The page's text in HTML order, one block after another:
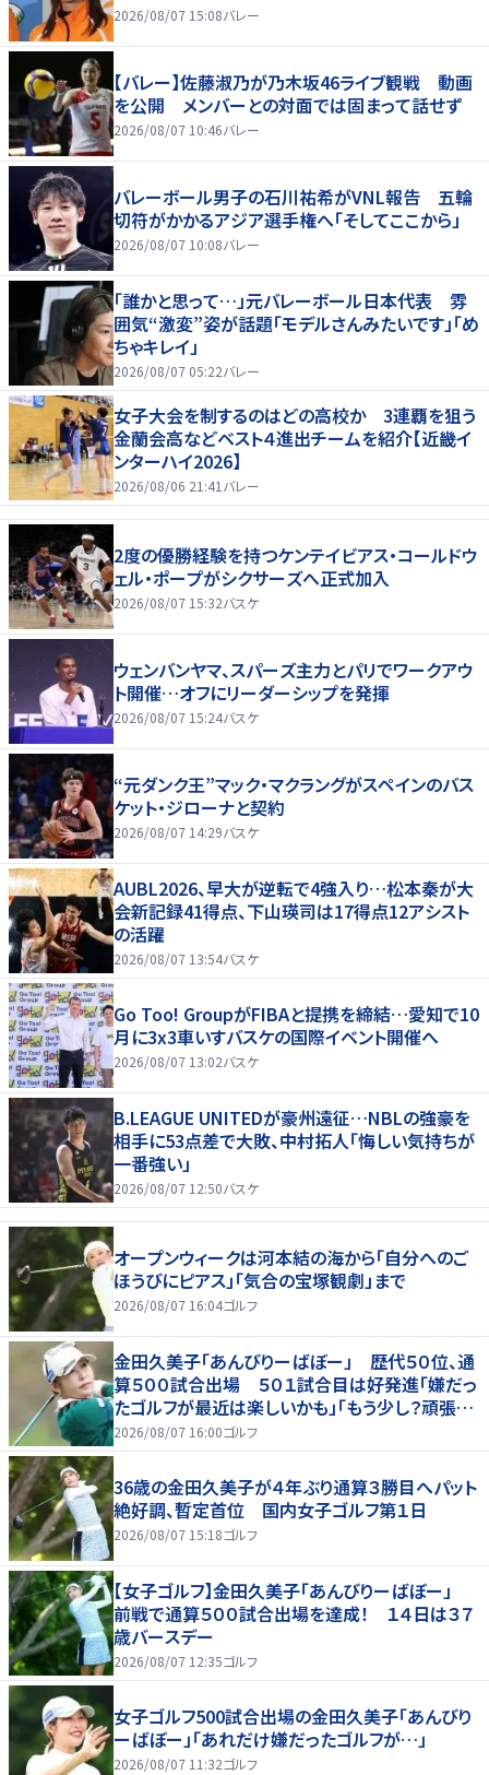
2026/08/07 15:08バレー
【バレー】佐藤淑乃が乃木坂46ライブ観戦 動画
を公開 メンバーとの対面では固まって話せず
2026/08/07 10:46バレー
バレーボール男子の石川祐希がVNL報告 五輪
切符がかかるアジア選手権へ「そしてここから」
2026/08/07 10:08バレー
「誰かと思って…」元バレーボール日本代表 雰
囲気“激変”姿が話題「モデルさんみたいです」「め
ちゃキレイ」
2026/08/07 05:22バレー
女子大会を制するのはどの高校か 3連覇を狙う
金蘭会高などベスト４進出チームを紹介【近畿イ
ンターハイ2026】
2026/08/06 21:41 バレー
2度の優勝経験を持つケンテイビアス・コールドウ
ェル・ポープがシクサーズへ正式加入
2026/08/07 15:32バスケ
ウェンバンヤマ、スパーズ主力とパリでワークアウ
ト開催…オフにリーダーシップを発揮
2026/08/07 15:24バスケ
“元ダンク王”マック・マクラングがスペインのバス
ケット・ジローナと契約
2026/08/07 14:29バスケ
AUBL2026、早大が逆転で4強入り…松本秦が大
会新記録41得点、下山瑛司は17得点12アシスト
の活躍
2026/08/07 13:54バスケ
Go Too! GroupがFIBAと提携を締結…愛知で10
月に3x3車いすバスケの国際イベント開催へ
2026/08/07 13:02バスケ
B.LEAGUE UNITEDが豪州遠征…NBLの強豪を
相手に53点差で大敗、中村拓人「悔しい気持ちが
一番強い」
2026/08/07 12:50バスケ
オープンウィークは河本結の海から「自分へのご
ほうびにピアス」「気合の宝塚観劇」まで
2026/08/07 16:04ゴルフ
金田久美子「あんびりーばぼー」 歴代５０位、通
算５００試合出場 ５０１試合目は好発進「嫌だっ
たゴルフが最近は楽しいかも」「もう少し？頑張り
たいな」
2026/08/07 16:00ゴルフ
36歳の金田久美子が４年ぶり通算３勝目へパット
絶好調、暫定首位 国内女子ゴルフ第１日
2026/08/07 15:18ゴルフ
【女子ゴルフ】金田久美子「あんびりーばぼー」
前戦で通算５００試合出場を達成！ １４日は３７
歳バースデー
2026/08/07 12:35ゴルフ
女子ゴルフ500試合出場の金田久美子「あんびり
ーばぼー」「あれだけ嫌だったゴルフが…」
2026/08/07 11:32ゴルフ